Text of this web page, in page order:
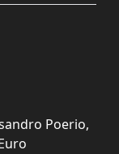
Poerio,